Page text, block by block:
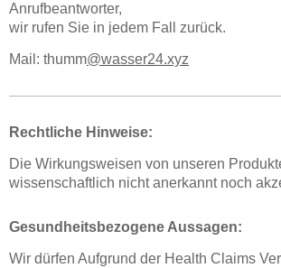
Anrufbeantworter,
wir rufen Sie in jedem Fall zurück.
Mail: thumm@wasser24.xyz
Rechtliche Hinweise:
Die Wirkungsweisen von unseren
wissenschaftlich nicht anerkannt noch
Gesundheitsbezogene Aussagen:
Wir dürfen Aufgrund der Health Claims